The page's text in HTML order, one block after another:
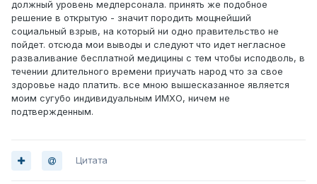
должный уровень медперсонала. принять же подобное
решение в открытую - значит породить мощнейший
социальный взрыв, на который ни одно правительство не
пойдет. отсюда мои выводы и следуют что идет негласное
разваливание бесплатной медицины с тем чтобы исподволь, в
течении длительного времени приучать народ что за свое
здоровье надо платить. все мною вышесказанное является
моим сугубо индивидуальным ИМХО, ничем не
подтвержденным.
Цитата